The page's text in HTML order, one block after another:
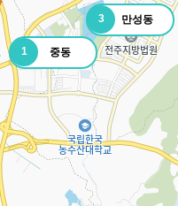
3 만성동
1 중동